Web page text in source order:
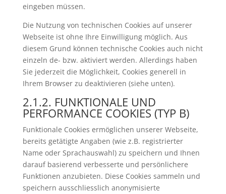
eingeben müssen.
Die Nutzung von technischen Cookies auf unserer
Webseite ist ohne Ihre Einwilligung möglich. Aus
diesem Grund können technische Cookies auch nicht
einzeln de- bzw. aktiviert werden. Allerdings haben
Sie jederzeit die Möglichkeit, Cookies generell in
Ihrem Browser zu deaktivieren (siehe unten).
2.1.2. FUNKTIONALE UND
PERFORMANCE COOKIES (TYP B)
Funktionale Cookies ermöglichen unserer Webseite,
bereits getätigte Angaben (wie z.B. registrierter
Name oder Sprachauswahl) zu speichern und Ihnen
darauf basierend verbesserte und persönlichere
Funktionen anzubieten. Diese Cookies sammeln und
speichern ausschliesslich anonymisierte